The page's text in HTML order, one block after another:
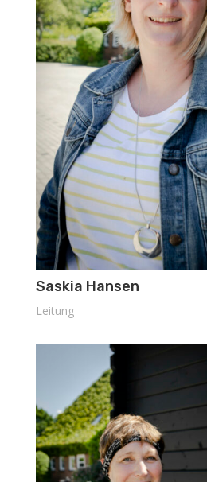
Saskia Hansen
Leitung